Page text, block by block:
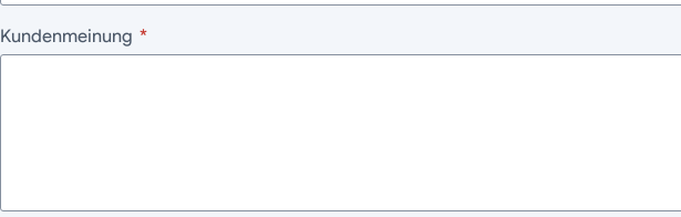
Kundenmeinung *